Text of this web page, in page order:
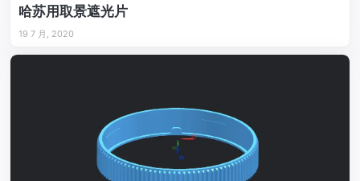
哈苏用取景遮光片
19 7 月, 2020